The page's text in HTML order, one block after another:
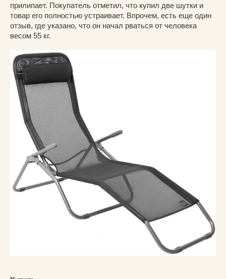
прилипает. Покупатель отметил, что купил две шутки и
товар его полностью устраивает. Впрочем, есть еще один
отзыв, где указано, что он начал рваться от человека
весом 55 кг.